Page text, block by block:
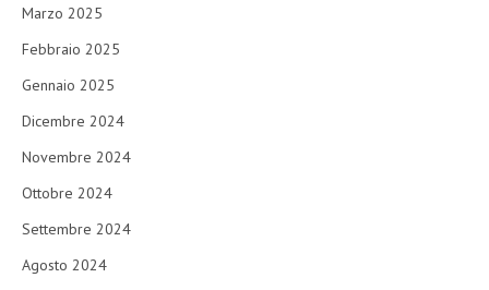
Marzo 2025
Febbraio 2025
Gennaio 2025
Dicembre 2024
Novembre 2024
Ottobre 2024
Settembre 2024
Agosto 2024